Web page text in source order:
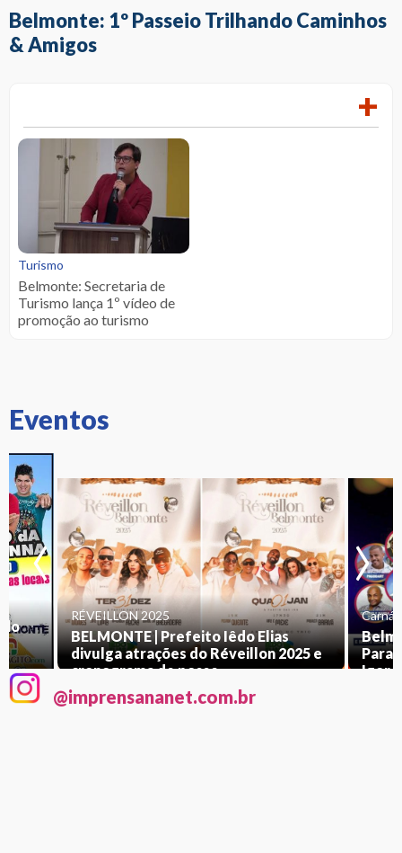
Belmonte: 1º Passeio Trilhando Caminhos
& Amigos
+
Turismo
Belmonte: Secretaria de
Turismo lança 1º vídeo de
promoção ao turismo
Eventos
RÉVEILLON 2025
BELMONTE | Prefeito Iêdo Elias
divulga atrações do Réveillon 2025 e
cronograma de posse
Igor
‹ ›
@imprensananet.com.br